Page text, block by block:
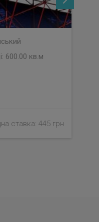
600.00 кв.м
ставка: 445 грн